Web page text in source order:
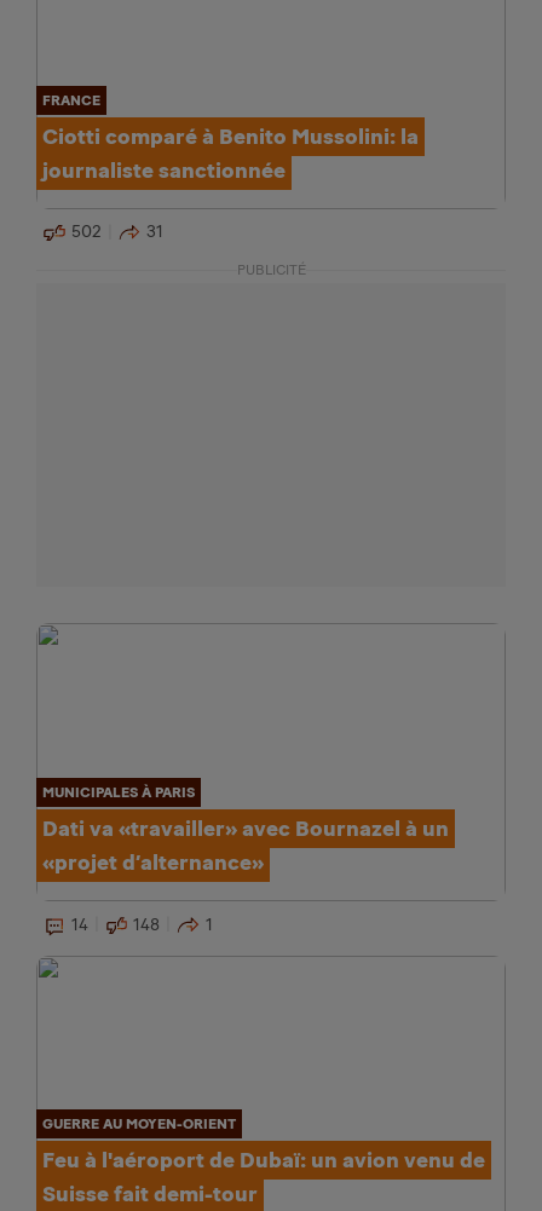
FRANCE
Ciotti comparé à Benito Mussolini: la
journaliste sanctionnée
502 31
PUBLICITÉ
MUNICIPALES À PARIS
Dati va «travailler» avec Bournazel à un
«projet d’alternance»
14 148 1
GUERRE AU MOYEN-ORIENT
Feu à l'aéroport de Dubaï: un avion venu de
Suisse fait demi-tour